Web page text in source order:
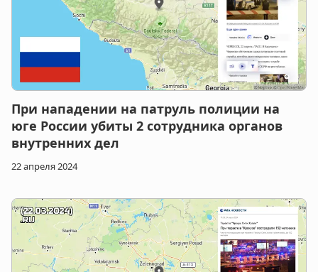
При нападении на патруль полиции на
юге России убиты 2 сотрудника органов
внутренних дел
22 апреля 2024